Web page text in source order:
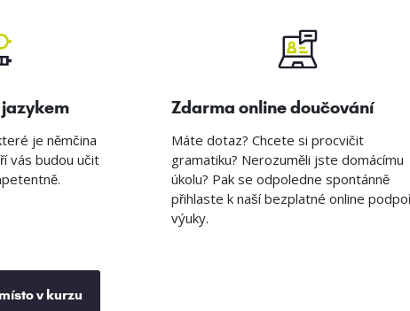
je němčina
vás budou učit
Zdarma online doučování
Máte dotaz? Chcete si procvičit
gramatiku? Nerozuměli jste domácímu
úkolu? Pak se odpoledne spontánně
přihlaste k naší bezplatné online
výuky.
v kurzu